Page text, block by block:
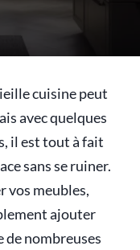
cuisine peut
avec quelques
il est tout à fait
sans se ruiner.
vos meubles,
ajouter
de nombreuses